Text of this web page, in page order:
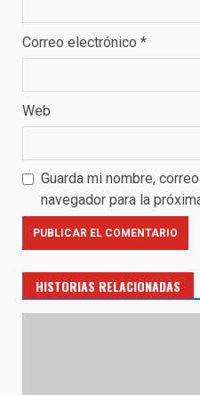
Correo electrónico *
Web
Guarda mi nombre,
navegador para la
HISTORIAS RELACIONADAS